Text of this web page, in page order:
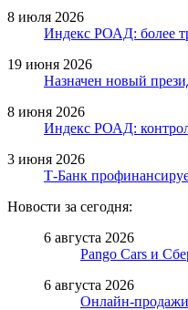
8 июля 2026
Индекс РОАД: более
19 июня 2026
Назначен новый
8 июня 2026
Индекс РОАД:
3 июня 2026
Т-Банк
Новости за сегодня:
6 августа 2026
Pango Cars и
6 августа 2026
Онлайн-